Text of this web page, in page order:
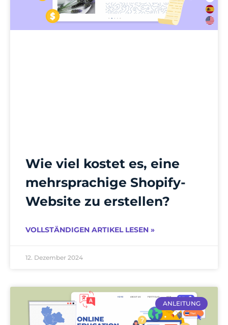
Wie viel kostet es, eine
mehrsprachige Shopify-
Website zu erstellen?
VOLLSTÄNDIGEN ARTIKEL LESEN »
12. Dezember 2024
ANLEITUNG